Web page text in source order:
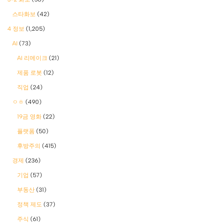
스타화보 (42)
4 정보 (1,205)
AI (73)
AI 리메이크 (21)
제품 로봇 (12)
직업 (24)
ㅇㅎ (490)
19금 영화 (22)
플랫폼 (50)
후방주의 (415)
경제 (236)
기업 (57)
부동산 (31)
정책 제도 (37)
주식 (61)